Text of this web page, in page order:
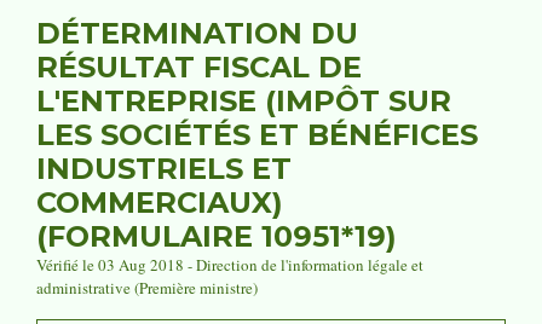
DÉTERMINATION DU
RÉSULTAT FISCAL DE
L'ENTREPRISE (IMPÔT SUR
LES SOCIÉTÉS ET BÉNÉFICES
INDUSTRIELS ET
COMMERCIAUX)
(FORMULAIRE 10951*19)
Vérifié le 03 Aug 2018 - Direction de l'information légale et
administrative (Première ministre)